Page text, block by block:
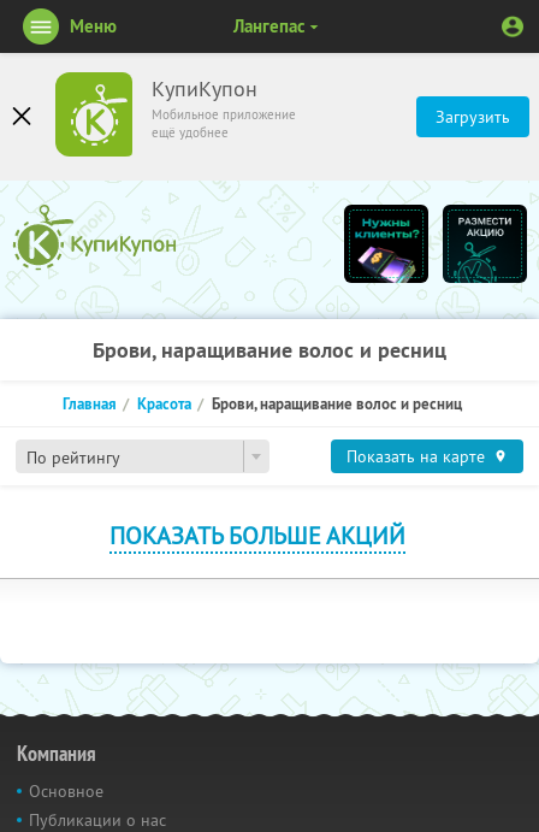
КупиКупон
Мобильное приложение
ещё удобнее
Загрузить
Меню Лангепас
Брови, наращивание волос и ресниц
По рейтингу
Главная Красота Брови, наращивание волос и ресниц
Показать на карте
ПОКАЗАТЬ БОЛЬШЕ АКЦИЙ
Компания
Основное
Публикации о нас